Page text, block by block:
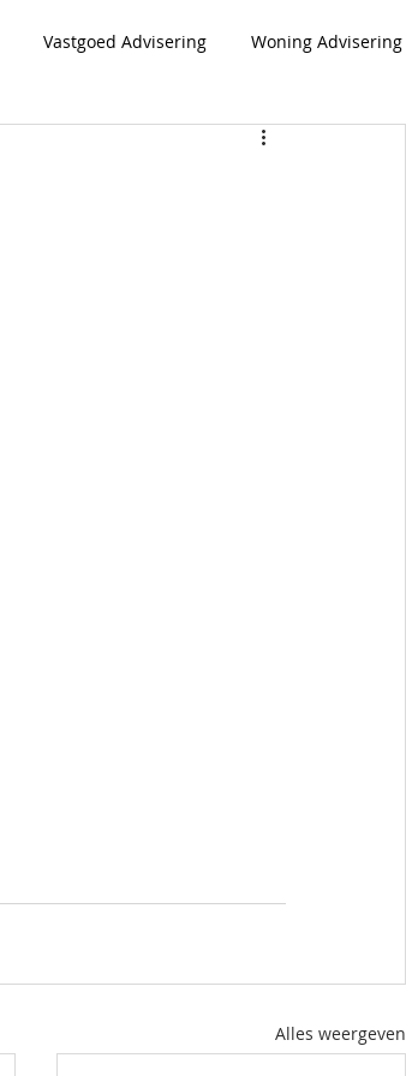
Vastgoed Advisering Woning Advisering
Alles weergeven